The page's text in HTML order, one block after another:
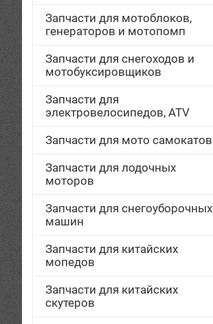
Запчасти для мотоблоков,
генераторов и мотопомп
Запчасти для снегоходов и
мотобуксировщиков
Запчасти для
электровелосипедов, ATV
Запчасти для мото самокатов
Запчасти для лодочных
моторов
Запчасти для снегоуборочных
машин
Запчасти для китайских
мопедов
Запчасти для китайских
скутеров